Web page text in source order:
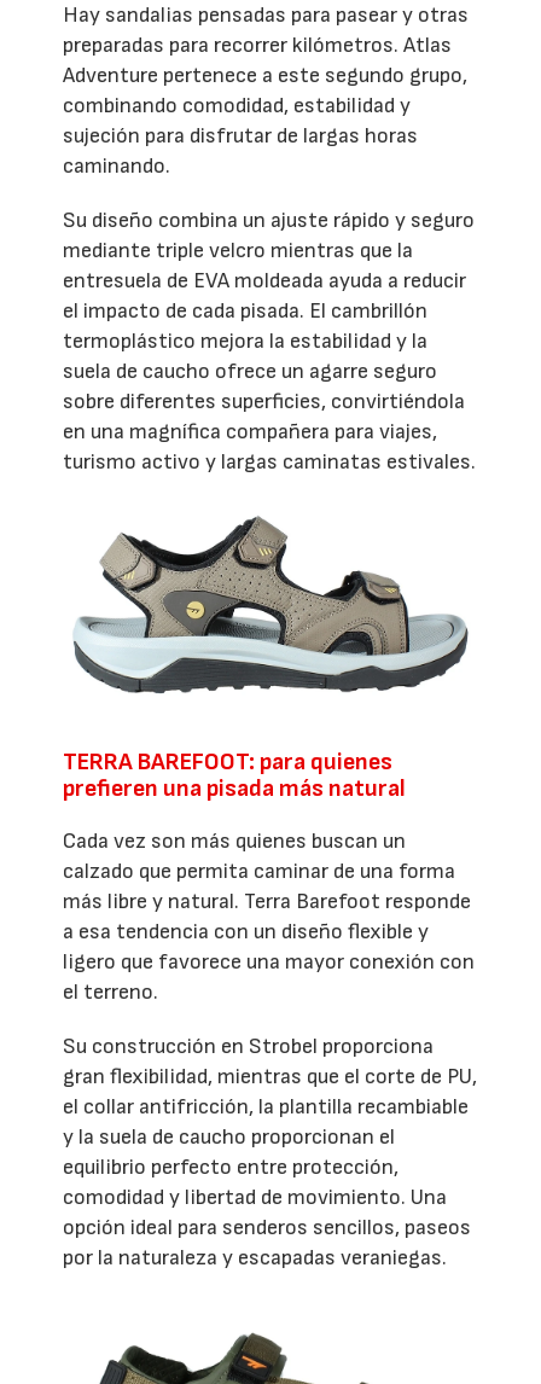
Hay sandalias pensadas para pasear y otras
preparadas para recorrer kilómetros. Atlas
Adventure pertenece a este segundo grupo,
combinando comodidad, estabilidad y
sujeción para disfrutar de largas horas
caminando.
Su diseño combina un ajuste rápido y seguro
mediante triple velcro mientras que la
entresuela de EVA moldeada ayuda a reducir
el impacto de cada pisada. El cambrillón
termoplástico mejora la estabilidad y la
suela de caucho ofrece un agarre seguro
sobre diferentes superficies, convirtiéndola
en una magnífica compañera para viajes,
turismo activo y largas caminatas estivales.
TERRA BAREFOOT: para quienes
prefieren una pisada más natural
Cada vez son más quienes buscan un
calzado que permita caminar de una forma
más libre y natural. Terra Barefoot responde
a esa tendencia con un diseño flexible y
ligero que favorece una mayor conexión con
el terreno.
Su construcción en Strobel proporciona
gran flexibilidad, mientras que el corte de PU,
el collar antifricción, la plantilla recambiable
y la suela de caucho proporcionan el
equilibrio perfecto entre protección,
comodidad y libertad de movimiento. Una
opción ideal para senderos sencillos, paseos
por la naturaleza y escapadas veraniegas.